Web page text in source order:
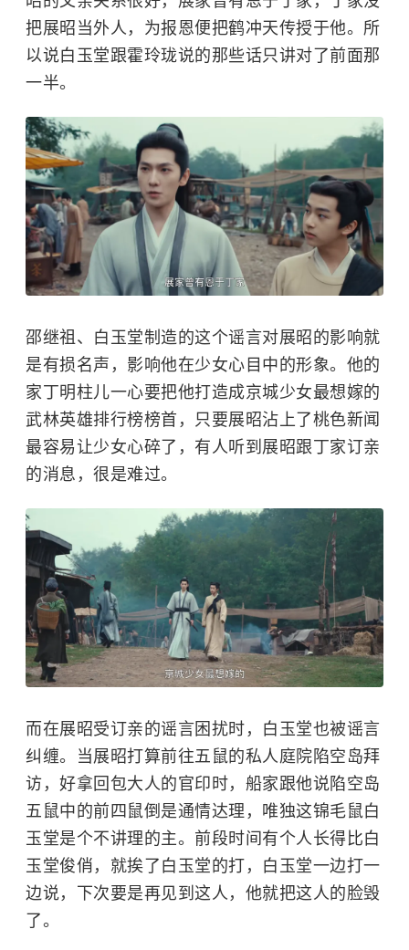
把展昭当外人，为报恩便把鹤冲天传授于他。所
以说白玉堂跟霍玲珑说的那些话只讲对了前面那
一半。
邵继祖、白玉堂制造的这个谣言对展昭的影响就
是有损名声，影响他在少女心目中的形象。他的
家丁明柱儿一心要把他打造成京城少女最想嫁的
武林英雄排行榜榜首，只要展昭沾上了桃色新闻
最容易让少女心碎了，有人听到展昭跟丁家订亲
的消息，很是难过。
而在展昭受订亲的谣言困扰时，白玉堂也被谣言
纠缠。当展昭打算前往五鼠的私人庭院陷空岛拜
访，好拿回包大人的官印时，船家跟他说陷空岛
五鼠中的前四鼠倒是通情达理，唯独这锦毛鼠白
玉堂是个不讲理的主。前段时间有个人长得比白
玉堂俊俏，就挨了白玉堂的打，白玉堂一边打一
边说，下次要是再见到这人，他就把这人的脸毁
了。